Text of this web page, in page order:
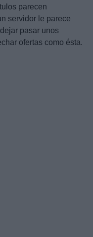
parecen
servidor le parece
pasar unos
ofertas como ésta.